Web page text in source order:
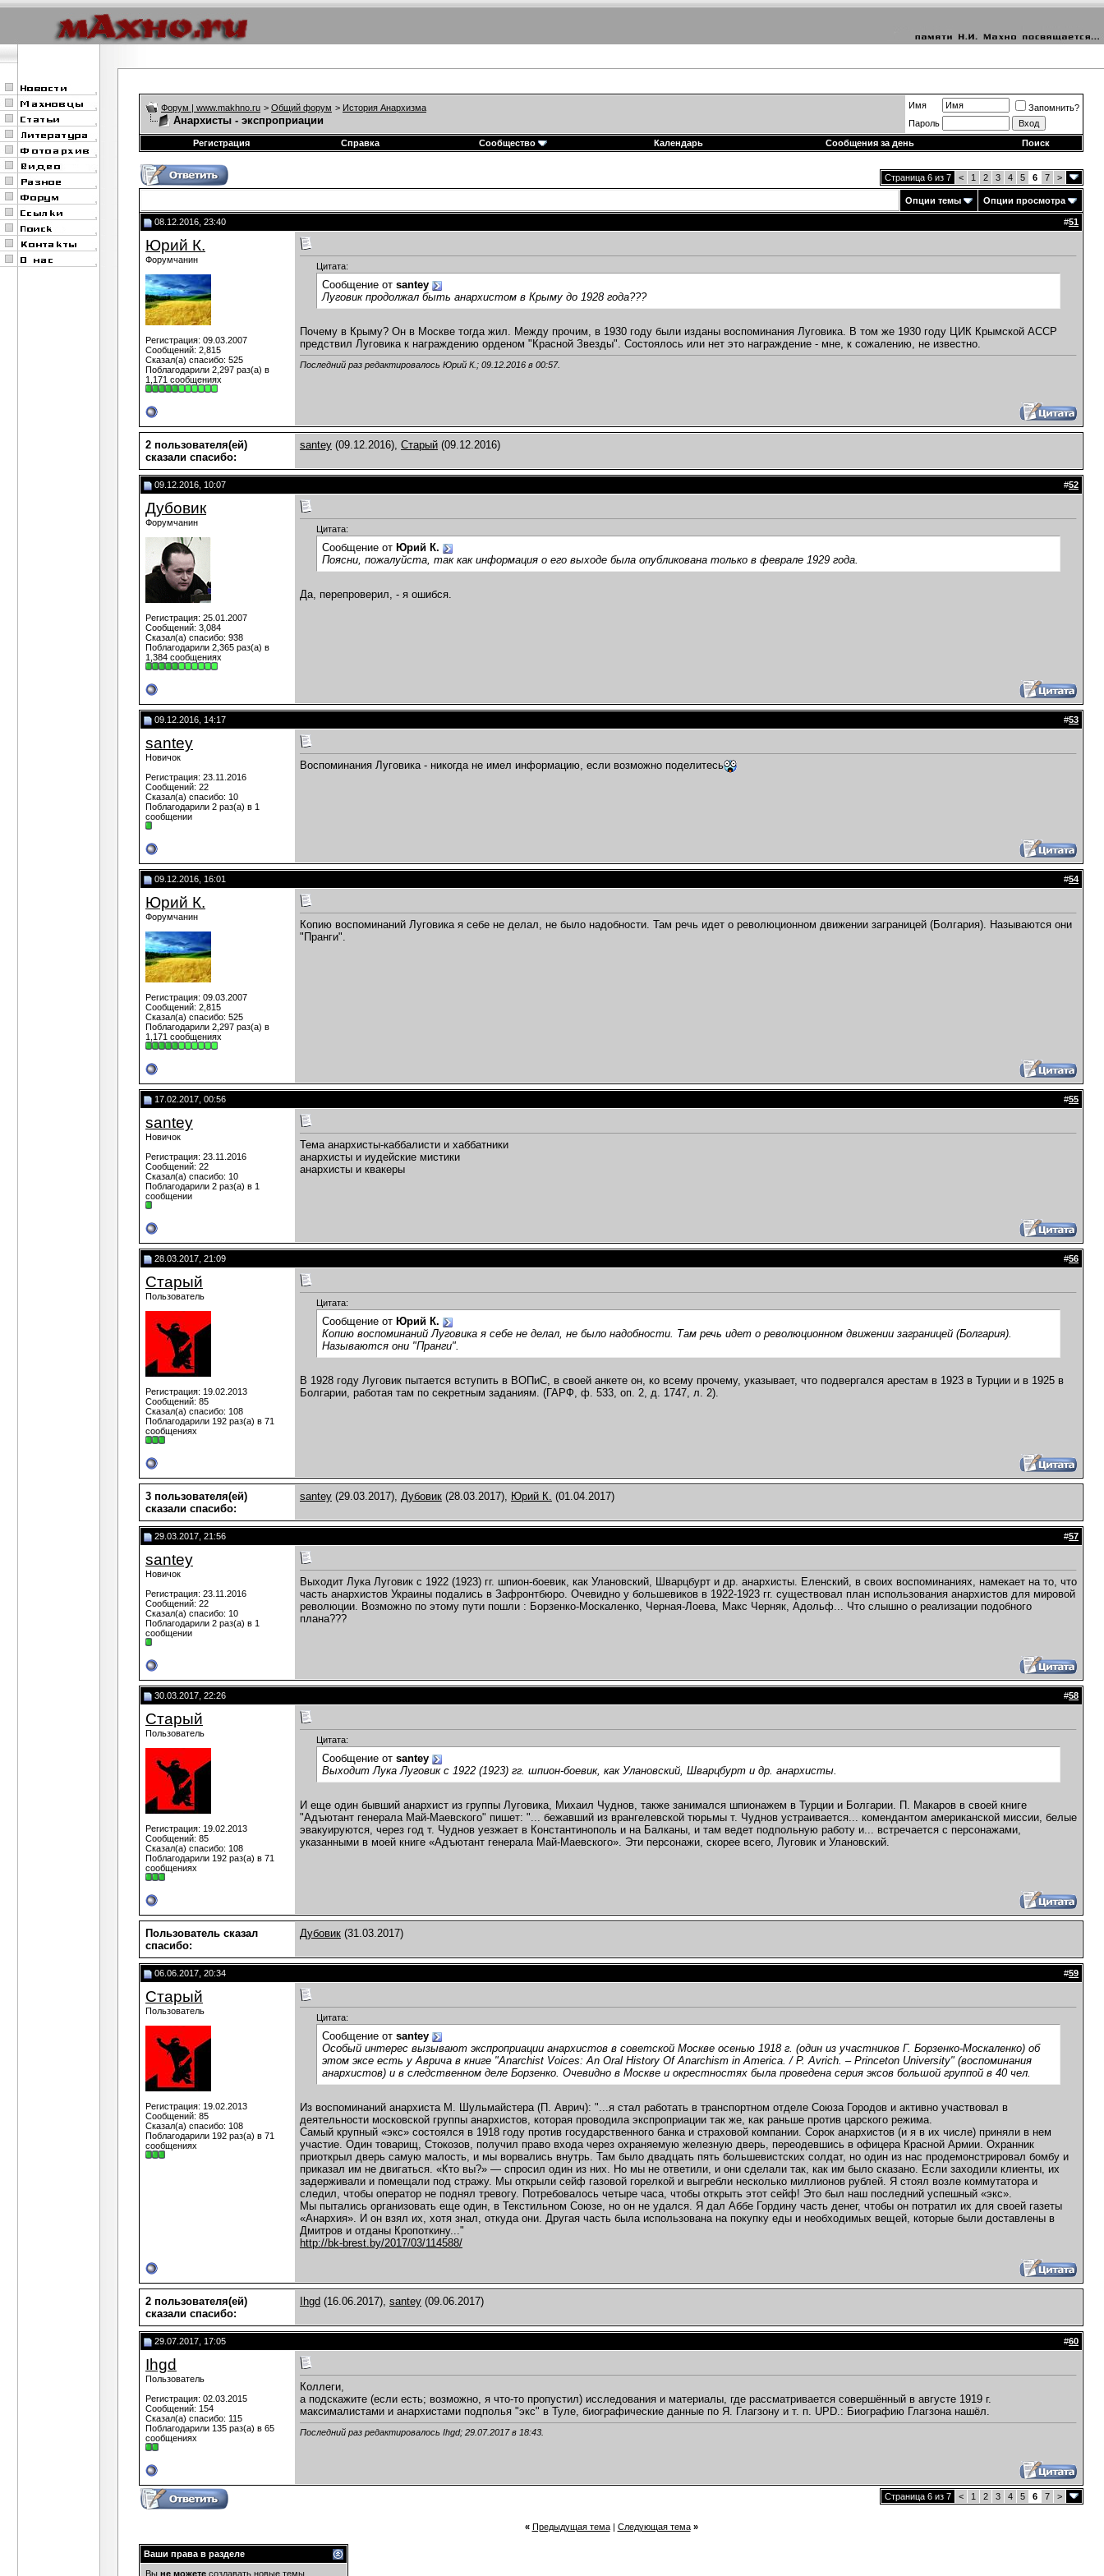
Форум | www.makhno.ru > Общий форум > История Анархизма
Анархисты - экспроприации
Имя
Запомнить?
Пароль
Регистрация
Справка Сообщество Календарь Сообщения за день Поиск
Страница 6 из 7 < 1 2 3 4 5 6 7 >
Опции темы Опции просмотра
08.12.2016, 23:40 #51
Юрий К.
Форумчанин
Регистрация: 09.03.2007
Сообщений: 2,815
Сказал(а) спасибо: 525
Поблагодарили 2,297 раз(а) в
1,171 сообщениях
Цитата:
Сообщение от santey
Луговик продолжал быть анархистом в Крыму до 1928 года???
Почему в Крыму? Он в Москве тогда жил. Между прочим, в 1930 году были изданы воспоминания Луговика. В том же 1930 году ЦИК Крымской АССР
предствил Луговика к награждению орденом "Красной Звезды". Состоялось или нет это награждение - мне, к сожалению, не известно.
Последний раз редактировалось Юрий К.; 09.12.2016 в 00:57.
2 пользователя(ей)
сказали cпасибо:
santey (09.12.2016), Старый (09.12.2016)
09.12.2016, 10:07 #52
Дубовик
Форумчанин
Регистрация: 25.01.2007
Сообщений: 3,084
Сказал(а) спасибо: 938
Поблагодарили 2,365 раз(а) в
1,384 сообщениях
Цитата:
Сообщение от Юрий К.
Поясни, пожалуйста, так как информация о его выходе была опубликована только в феврале 1929 года.
Да, перепроверил, - я ошибся.
09.12.2016, 14:17 #53
santey
Новичок
Регистрация: 23.11.2016
Сообщений: 22
Сказал(а) спасибо: 10
Поблагодарили 2 раз(а) в 1
сообщении
Воспоминания Луговика - никогда не имел информацию, если возможно поделитесь
09.12.2016, 16:01 #54
Юрий К.
Форумчанин
Регистрация: 09.03.2007
Сообщений: 2,815
Сказал(а) спасибо: 525
Поблагодарили 2,297 раз(а) в
1,171 сообщениях
Копию воспоминаний Луговика я себе не делал, не было надобности. Там речь идет о революционном движении заграницей (Болгария). Называются они
"Пранги".
17.02.2017, 00:56 #55
santey
Новичок
Регистрация: 23.11.2016
Сообщений: 22
Сказал(а) спасибо: 10
Поблагодарили 2 раз(а) в 1
сообщении
Тема анархисты-каббалисти и хаббатники
анархисты и иудейские мистики
анархисты и квакеры
28.03.2017, 21:09 #56
Старый
Пользователь
Регистрация: 19.02.2013
Сообщений: 85
Сказал(а) спасибо: 108
Поблагодарили 192 раз(а) в 71
сообщениях
Цитата:
Сообщение от Юрий К.
Копию воспоминаний Луговика я себе не делал, не было надобности. Там речь идет о революционном движении заграницей (Болгария).
Называются они "Пранги".
В 1928 году Луговик пытается вступить в ВОПиС, в своей анкете он, ко всему прочему, указывает, что подвергался арестам в 1923 в Турции и в 1925 в
Болгарии, работая там по секретным заданиям. (ГАРФ, ф. 533, оп. 2, д. 1747, л. 2).
3 пользователя(ей)
сказали cпасибо:
santey (29.03.2017), Дубовик (28.03.2017), Юрий К. (01.04.2017)
29.03.2017, 21:56 #57
santey
Новичок
Регистрация: 23.11.2016
Сообщений: 22
Сказал(а) спасибо: 10
Поблагодарили 2 раз(а) в 1
сообщении
Выходит Лука Луговик с 1922 (1923) гг. шпион-боевик, как Улановский, Шварцбурт и др. анархисты. Еленский, в своих воспоминаниях, намекает на то, что
часть анархистов Украины подались в Зафронтбюро. Очевидно у большевиков в 1922-1923 гг. существовал план использования анархистов для мировой
революции. Возможно по этому пути пошли : Борзенко-Москаленко, Черная-Лоева, Макс Черняк, Адольф... Что слышно о реализации подобного
плана???
30.03.2017, 22:26 #58
Старый
Пользователь
Регистрация: 19.02.2013
Сообщений: 85
Сказал(а) спасибо: 108
Поблагодарили 192 раз(а) в 71
сообщениях
Цитата:
Сообщение от santey
Выходит Лука Луговик с 1922 (1923) гг. шпион-боевик, как Улановский, Шварцбурт и др. анархисты.
И еще один бывший анархист из группы Луговика, Михаил Чуднов, также занимался шпионажем в Турции и Болгарии. П. Макаров в своей книге
"Адъютант генерала Май-Маевского" пишет: "... бежавший из врангелевской тюрьмы т. Чуднов устраивается... комендантом американской миссии, белые
эвакуируются, через год т. Чуднов уезжает в Константинополь и на Балканы, и там ведет подпольную работу и... встречается с персонажами,
указанными в моей книге «Адъютант генерала Май-Маевского». Эти персонажи, скорее всего, Луговик и Улановский.
Пользователь сказал
cпасибо:
Дубовик (31.03.2017)
06.06.2017, 20:34 #59
Старый
Пользователь
Регистрация: 19.02.2013
Сообщений: 85
Сказал(а) спасибо: 108
Поблагодарили 192 раз(а) в 71
сообщениях
Цитата:
Сообщение от santey
Особый интерес вызывают экспроприации анархистов в советской Москве осенью 1918 г. (один из участников Г. Борзенко-Москаленко) об
этом эксе есть у Аврича в книге "Anarchist Voices: An Oral History Of Anarchism in America. / P. Avrich. – Princeton University" (воспоминания
анархистов) и в следственном деле Борзенко. Очевидно в Москве и окрестностях была проведена серия эксов большой группой в 40 чел.
Из воспоминаний анархиста М. Шульмайстера (П. Аврич): "...я стал работать в транспортном отделе Союза Городов и активно участвовал в
деятельности московской группы анархистов, которая проводила экспроприации так же, как раньше против царского режима.
Самый крупный «экс» состоялся в 1918 году против государственного банка и страховой компании. Сорок анархистов (и я в их числе) приняли в нем
участие. Один товарищ, Стокозов, получил право входа через охраняемую железную дверь, переодевшись в офицера Красной Армии. Охранник
приоткрыл дверь самую малость, и мы ворвались внутрь. Там было двадцать пять большевистских солдат, но один из нас продемонстрировал бомбу и
приказал им не двигаться. «Кто вы?» — спросил один из них. Но мы не ответили, и они сделали так, как им было сказано. Если заходили клиенты, их
задерживали и помещали под стражу. Мы открыли сейф газовой горелкой и выгребли несколько миллионов рублей. Я стоял возле коммутатора и
следил, чтобы оператор не поднял тревогу. Потребовалось четыре часа, чтобы открыть этот сейф! Это был наш последний успешный «экс».
Мы пытались организовать еще один, в Текстильном Союзе, но он не удался. Я дал Аббе Гордину часть денег, чтобы он потратил их для своей газеты
«Анархия». И он взял их, хотя знал, откуда они. Другая часть была использована на покупку еды и необходимых вещей, которые были доставлены в
Дмитров и отданы Кропоткину..."
http://bk-brest.by/2017/03/114588/
2 пользователя(ей)
сказали cпасибо:
Ihgd (16.06.2017), santey (09.06.2017)
29.07.2017, 17:05 #60
Ihgd
Пользователь
Регистрация: 02.03.2015
Сообщений: 154
Сказал(а) спасибо: 115
Поблагодарили 135 раз(а) в 65
сообщениях
Коллеги,
а подскажите (если есть; возможно, я что-то пропустил) исследования и материалы, где рассматривается совершённый в августе 1919 г.
максималистами и анархистами подполья "экс" в Туле, биографические данные по Я. Глагзону и т. п. UPD.: Биографию Глагзона нашёл.
Последний раз редактировалось Ihgd; 29.07.2017 в 18:43
Страница 6 из 7 < 1 2 3 4 5 6 7 >
« Предыдущая тема| Следующая тема »
Ваши права в разделе
Вы не можете создавать новые темы